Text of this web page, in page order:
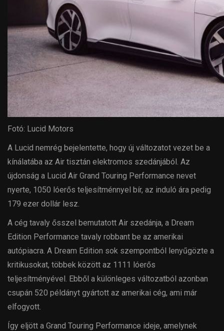
Fotó: Lucid Motors
A Lucid nemrég bejelentette, hogy új változatot vezet be a
kínálatába az Air tisztán elektromos szedánjából. Az
újdonság a Lucid Air Grand Touring Performance nevet
nyerte, 1050 lóerős teljesítménnyel bír, az induló ára pedig
179 ezer dollár lesz.
A cég tavaly ősszel bemutatott Air szedánja, a Dream
Edition Performance tavaly robbant be az amerikai
autópiacra. A Dream Edition sok szempontból lenyűgözte a
kritikusokat, többek között az 1111 lóerős
teljesítményével. Ebből a különleges változatból azonban
csupán 520 példányt gyártott az amerikai cég, ami már
elfogyott.
Így eljött a Grand Touring Performance ideje, amelynek